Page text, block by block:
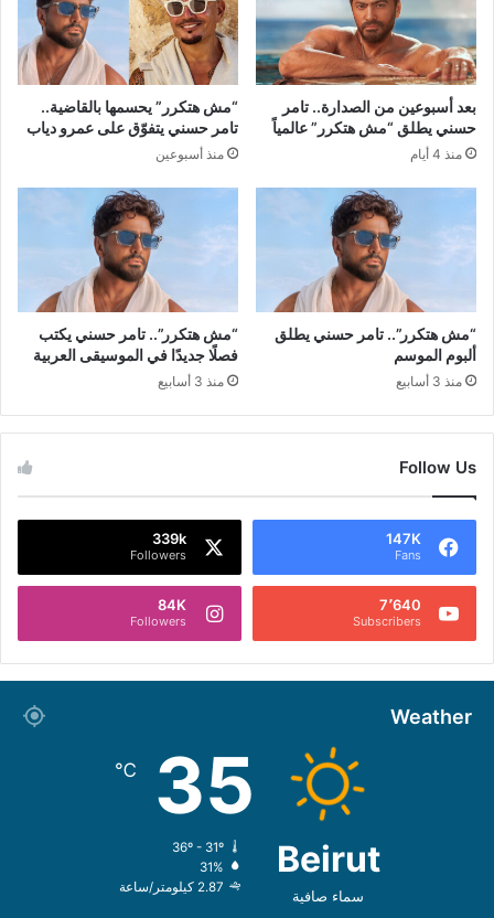
بعد أسبوعين من الصدارة.. تامر
حسني يطلق “مش هتكرر” عالمياً
منذ 4 أيام
“مش هتكرر” يحسمها بالقاضية..
تامر حسني يتفوّق على عمرو دياب
منذ أسبوعين
“مش هتكرر”.. تامر حسني يطلق
ألبوم الموسم
منذ 3 أسابيع
“مش هتكرر”.. تامر حسني يكتب
فصلًا جديدًا في الموسيقى العربية
منذ 3 أسابيع
Follow Us
147K
Fans
339k
Followers
7٬640
Subscribers
84K
Followers
Weather
Beirut
سماء صافية
35
℃
36º - 31º
31%
2.87 كيلومتر/ساعة